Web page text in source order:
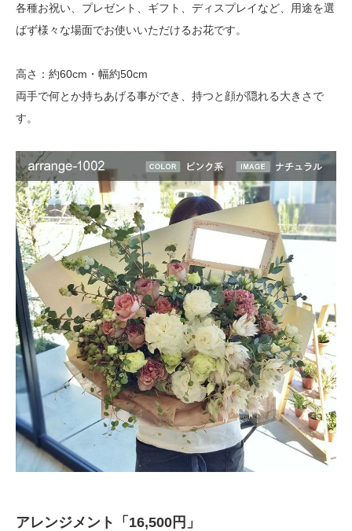
各種お祝い、プレゼント、ギフト、ディスプレイなど、用途を選
ばず様々な場面でお使いいただけるお花です。
高さ：約60cm・幅約50cm
両手で何とか持ちあげる事ができ、持つと顔が隠れる大きさで
す。
アレンジメント「16,500円」